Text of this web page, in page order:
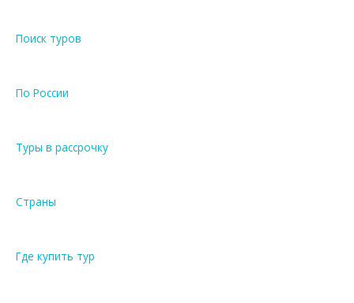
Поиск туров
По России
Туры в рассрочку
Страны
Где купить тур